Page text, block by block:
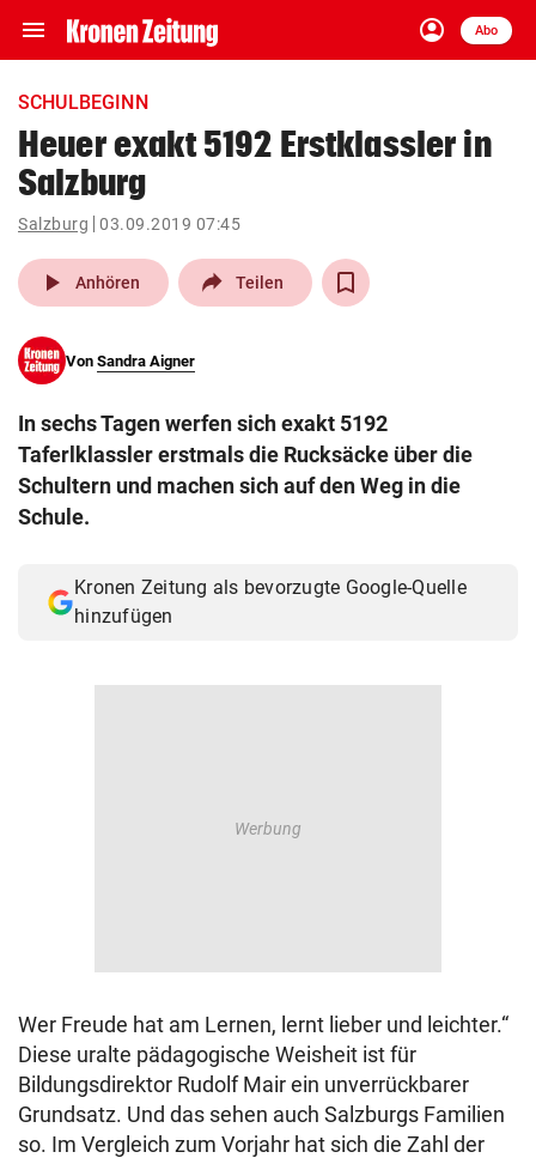
menu Navigation
ein-/ausklappen
account_circle
Anmelden
Abo
close Schließen
account_circle Anmelden
pin_drop
Wien arrow_right
search
eingeben
Muthgasse 2, 1190 Wien
SCHULBEGINN
Heuer exakt 5192 Erstklassler in
Salzburg
Salzburg 03.09.2019 07:45
play_arrow Anhören Teilen
Von Sandra Aigner
In sechs Tagen werfen sich exakt 5192
Taferlklassler erstmals die Rucksäcke über die
Schultern und machen sich auf den Weg in die
Schule.
Kronen Zeitung als bevorzugte Google-Quelle
hinzufügen
Wer Freude hat am Lernen, lernt lieber und leichter.“
Diese uralte pädagogische Weisheit ist für
Bildungsdirektor Rudolf Mair ein unverrückbarer
Grundsatz. Und das sehen auch Salzburgs Familien
so. Im Vergleich zum Vorjahr hat sich die Zahl der